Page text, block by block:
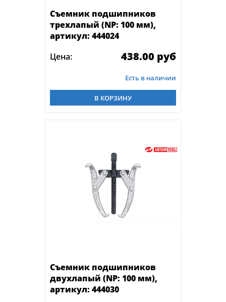
Съемник подшипников
трехлапый (NP: 100 мм),
артикул: 444024
Цена:
438.00 руб
Есть в наличии
В КОРЗИНУ
Съемник подшипников
двухлапый (NP: 100 мм),
артикул: 444030